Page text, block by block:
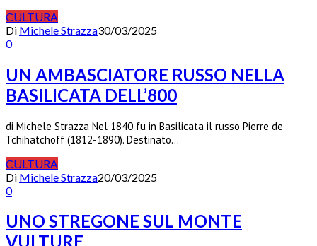
CULTURA
Di Michele Strazza30/03/2025
0
UN AMBASCIATORE RUSSO NELLA
BASILICATA DELL’800
di Michele Strazza Nel 1840 fu in Basilicata il russo Pierre de
Tchihatchoff (1812-1890). Destinato…
CULTURA
Di Michele Strazza20/03/2025
0
UNO STREGONE SUL MONTE
VULTURE